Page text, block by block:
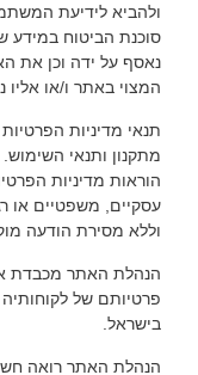
ולהביא לידיעת
סוכנת הביטוח
נאסף על ידה וכן את
המצוי באתר ו/או
תנאי מדיניות
מתקנון ותנאי
הוראות מדיניות
עסקיים, משפטיים או
וללא מסירת הודעה
הנהלת האתר מכבדת
פרטיותם של
בישראל.
הנהלת האתר רואה